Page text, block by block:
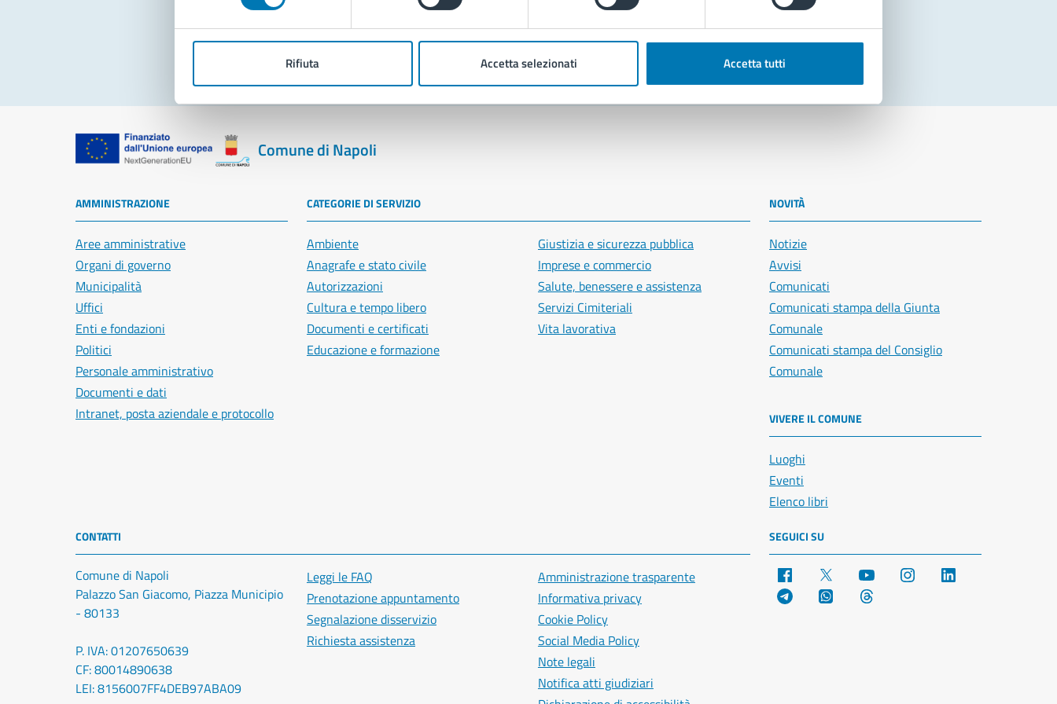
Rifiuta Accetta selezionati Accetta tutti
Segnala disservizio
Comune di Napoli
AMMINISTRAZIONE
Aree amministrative
Organi di governo
Municipalità
Uffici
Enti e fondazioni
Politici
Personale amministrativo
Documenti e dati
Intranet, posta aziendale e protocollo
CATEGORIE DI SERVIZIO
Ambiente
Anagrafe e stato civile
Autorizzazioni
Cultura e tempo libero
Documenti e certificati
Educazione e formazione
Giustizia e sicurezza pubblica
Imprese e commercio
Salute, benessere e assistenza
Servizi Cimiteriali
Vita lavorativa
NOVITÀ
Notizie
Avvisi
Comunicati
Comunicati stampa della Giunta
Comunale
Comunicati stampa del Consiglio
Comunale
VIVERE IL COMUNE
Luoghi
Eventi
Elenco libri
CONTATTI
Comune di Napoli
Palazzo San Giacomo, Piazza Municipio
- 80133
P. IVA: 01207650639
CF: 80014890638
LEI: 8156007FF4DEB97ABA09
Leggi le FAQ
Prenotazione appuntamento
Segnalazione disservizio
Richiesta assistenza
Amministrazione trasparente
Informativa privacy
Cookie Policy
Social Media Policy
Note legali
Notifica atti giudiziari
SEGUICI SU
Facebook YouTube Instagram
Telegram WhatsApp